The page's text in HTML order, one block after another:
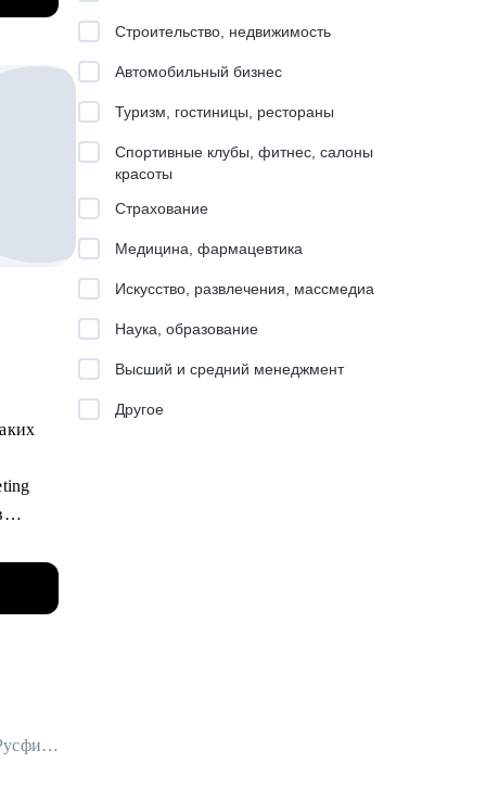
Начальник Управления продаж СМБ в Альфа-Банк / ex-Россельхозбанк, Русфинанс Банк
Строительство, недвижимость
Автомобильный бизнес
Туризм, гостиницы, рестораны
Спортивные клубы, фитнес, салоны
красоты
Страхование
Медицина, фармацевтика
Искусство, развлечения, массмедиа
Наука, образование
Высший и средний менеджмент
Другое